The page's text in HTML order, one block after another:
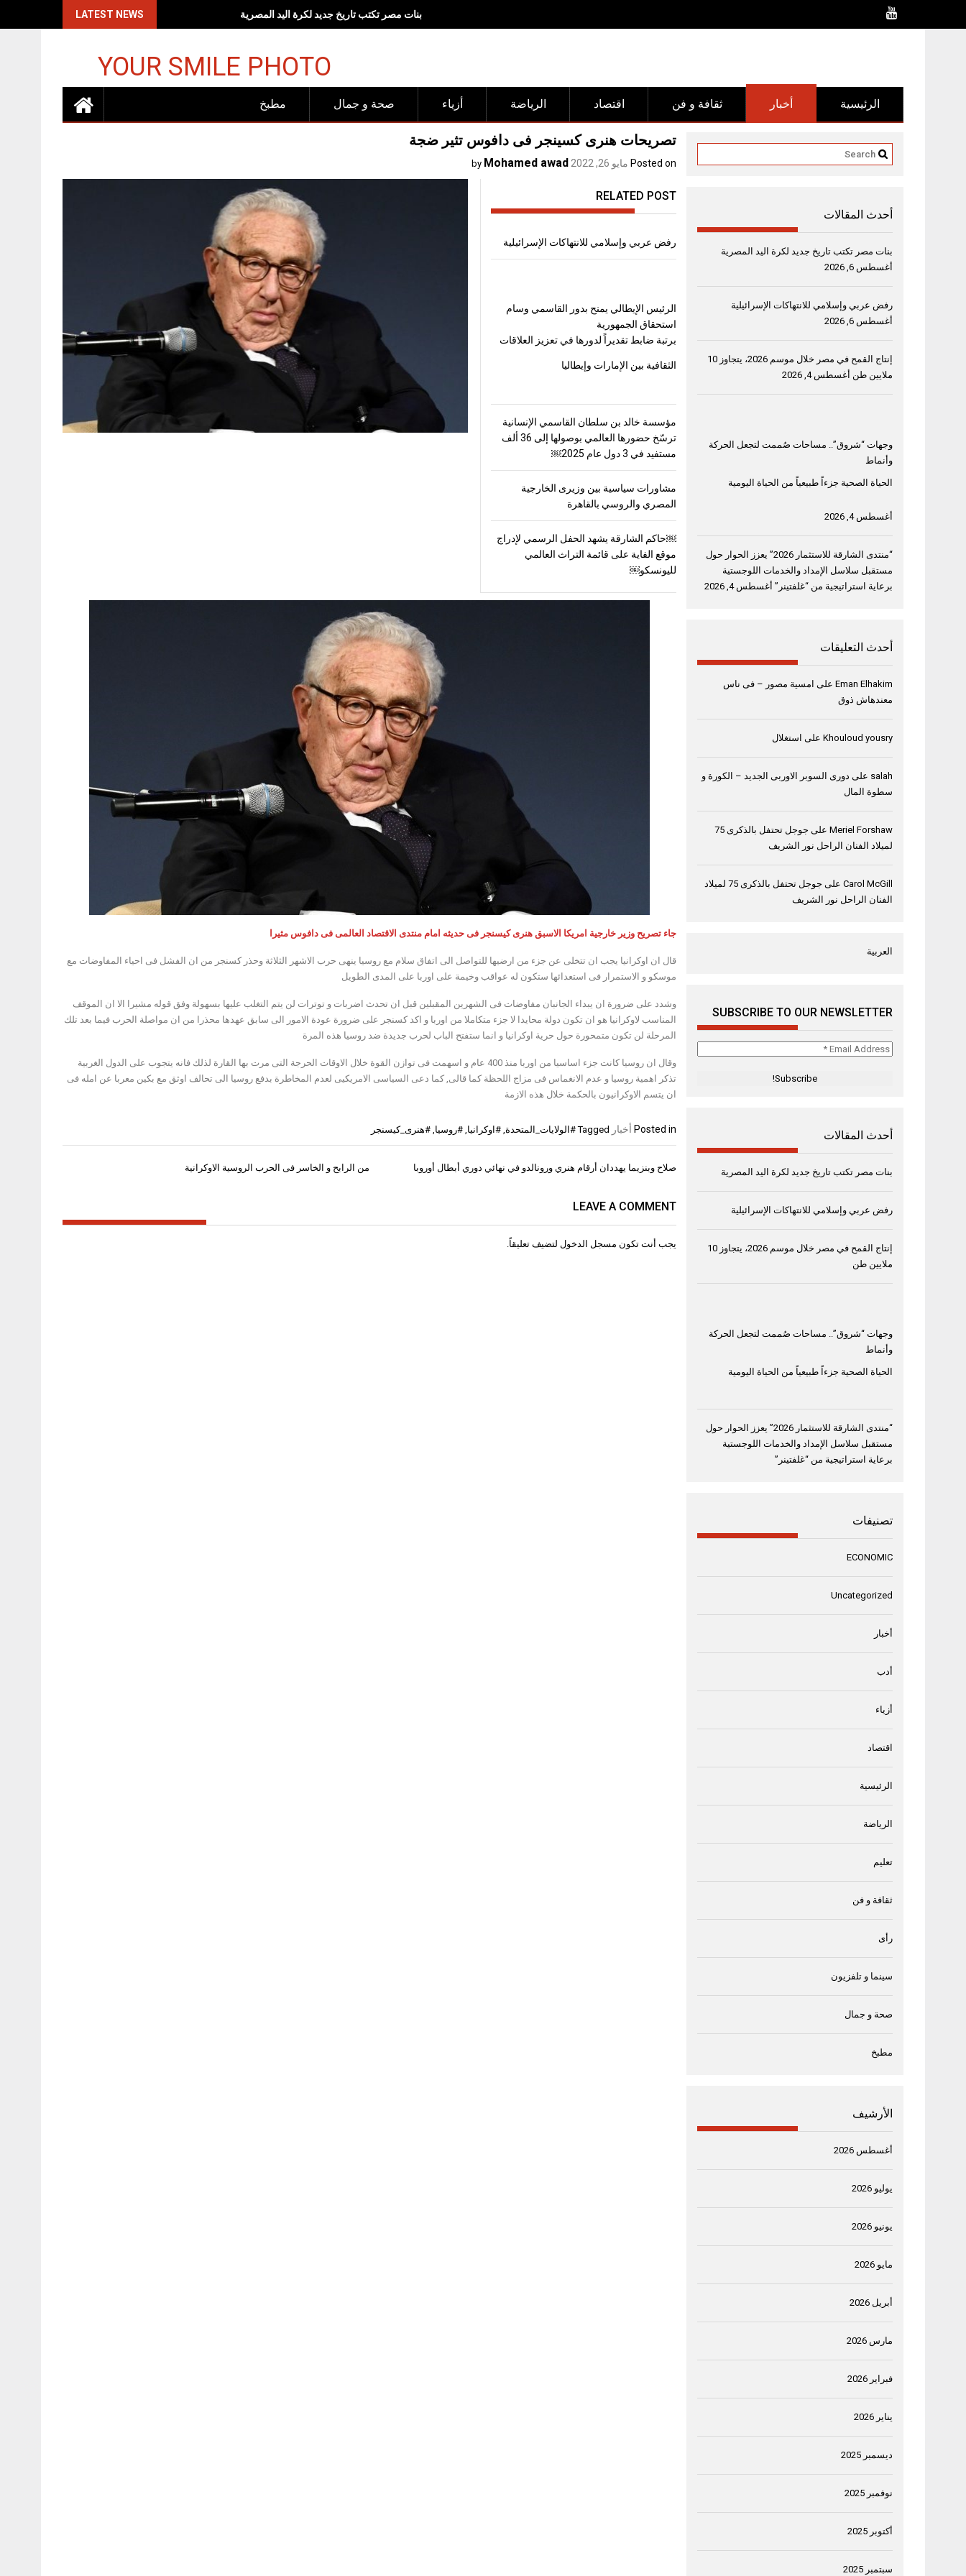
LATEST NEWS رفض عربي وإسلامي للانتهاكات الإسرائيلية
YOUR SMILE PHOTO
مطبخ صحة و جمال أزياء الرياضة اقتصاد ثقافة و فن أخبار الرئيسية
تصريحات هنرى كسينجر فى دافوس تثير ضجة
Posted on مايو 26, 2022 by
Mohamed awad
RELATED POST
رفض عربي وإسلامي للانتهاكات الإسرائيلية
الرئيس الإيطالي يمنح بدور القاسمي وسام
استحقاق الجمهورية
برتبة ضابط تقديراً لدورها في تعزيز العلاقات
الثقافية بين الإمارات وإيطاليا
مؤسسة خالد بن سلطان القاسمي الإنسانية
ترسّخ حضورها العالمي بوصولها إلى 36 ألف
مستفيد في 3 دول عام 2025￼
مشاورات سياسية بين وزيرى الخارجية
المصري والروسي بالقاهرة
￼حاكم الشارقة يشهد الحفل الرسمي لإدراج
موقع الفاية على قائمة التراث العالمي
لليونسكو￼
جاء تصريح وزير خارجية امريكا الاسبق هنرى كيسنجر فى حديثه امام منتدى الاقتصاد العالمى فى دافوس مثيرا
قال ان اوكرانيا يجب ان تتخلى عن جزء من ارضيها للتواصل الى اتفاق سلام مع روسيا ينهى حرب الاشهر الثلاثة وحذر كسنجر من ان الفشل فى احياء المفاوضات مع
موسكو و الاستمرار فى استعدائها ستكون له عواقب وخيمة على اوربا على المدى الطويل
وشدد على ضرورة ان يبداء الجانبان مفاوضات فى الشهرين المقبلين قبل ان تحدث اضربات و توترات لن يتم التغلب عليها بسهولة وفق قوله مشيرا الا ان الموقف
المناسب لاوكرانيا هو ان تكون دولة محايدا لا جزء متكاملا من اوربا و اكد كسنجر على ضرورة عودة الامور الى سابق عهدها محذرا من ان مواصلة الحرب فيما بعد تلك
المرحلة لن تكون متمحورة حول حرية اوكرانيا و انما ستفتح الباب لحرب جديدة ضد روسيا هذه المرة
وقال ان روسيا كانت جزء اساسيا من اوربا منذ 400 عام و اسهمت فى توازن القوة خلال الاوقات الحرجة التى مرت بها القارة لذلك فانه يتجوب على الدول الغربية
تذكر اهمية روسيا و عدم الانغماس فى مزاج اللحظة كما قالى, كما دعى السياسى الامريكيى لعدم المخاطرة بدفع روسيا الى تحالف اوثق مع بكين معربا عن امله فى
ان يتسم الاوكرانيون بالحكمة خلال هذه الازمة
Posted in أخبار Tagged #الولايات_المتحدة, #اوكرانيا, #روسيا, #هنرى_كيسنجر
تصفّح
من الرابح و الخاسر فى الحرب الروسية الاوكرانية صلاح وبنزيما يهددان أرقام هنري ورونالدو في نهائي دوري أبطال أوروبا
LEAVE A COMMENT
يجب أنت تكون مسجل الدخول لتضيف تعليقاً.
أحدث المقالات
بنات مصر تكتب تاريخ جديد لكرة اليد المصرية
أغسطس 6, 2026
رفض عربي وإسلامي للانتهاكات الإسرائيلية
أغسطس 6, 2026
إنتاج القمح في مصر خلال موسم 2026، يتجاوز 10
ملايين طن أغسطس 4, 2026
وجهات “شروق”.. مساحات صُممت لتجعل الحركة
وأنماط
الحياة الصحية جزءاً طبيعياً من الحياة اليومية
أغسطس 4, 2026
“منتدى الشارقة للاستثمار 2026” يعزز الحوار حول
مستقبل سلاسل الإمداد والخدمات اللوجستية
برعاية استراتيجية من “غلفتينر” أغسطس 4, 2026
أحدث التعليقات
Eman Elhakim على امسية مصور – فى ناس
معندهاش ذوق
Khouloud yousry على استغلال
salah على دورى السوبر الاوربى الجديد – الكورة و
سطوة المال
Meriel Forshaw على
جوجل تحتفل بالذكرى 75
لميلاد الفنان الراحل نور الشريف
Carol McGill على
جوجل تحتفل بالذكرى 75 لميلاد
الفنان الراحل نور الشريف
العربية
SUBSCRIBE TO OUR NEWSLETTER
Email
أحدث المقالات
بنات مصر تكتب تاريخ جديد لكرة اليد المصرية
رفض عربي وإسلامي للانتهاكات الإسرائيلية
إنتاج القمح في مصر خلال موسم 2026، يتجاوز 10
ملايين طن
وجهات “شروق”.. مساحات صُممت لتجعل الحركة
وأنماط
الحياة الصحية جزءاً طبيعياً من الحياة اليومية
“منتدى الشارقة للاستثمار 2026” يعزز الحوار حول
مستقبل سلاسل الإمداد والخدمات اللوجستية
برعاية استراتيجية من “غلفتينر”
تصنيفات
ECONOMIC
Uncategorized
أخبار
أدب
أزياء
اقتصاد
الرئيسية
الرياضة
تعليم
ثقافة و فن
رأى
سينما و تلفزيون
صحة و جمال
مطبخ
الأرشيف
أغسطس 2026
يوليو 2026
يونيو 2026
مايو 2026
أبريل 2026
مارس 2026
فبراير 2026
يناير 2026
ديسمبر 2025
نوفمبر 2025
أكتوبر 2025
سبتمبر 2025